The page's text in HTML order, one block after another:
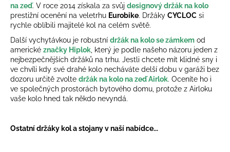
na zeď. V roce 2014 získala za svůj designový držák na kolo
prestižní ocenění na veletrhu Eurobike. Držáky CYCLOC si
rychle oblíbili majitelé kol na celém světě.
Další vychytávkou je robustní držák na kolo se zámkem od
americké značky Hiplok , který je podle našeho názoru jeden z
nejbezpečnějších držáků na trhu. Jestli chcete mít klidné sny i
ve chvíli kdy své drahé kolo necháváte delší dobu v garáži bez
dozoru určitě zvolte držák na kolo na zeď Airlok. Oceníte ho i
ve společných prostorách bytového domu, protože z Airloku
vaše kolo hned tak někdo nevyndá.
Ostatní držáky kol a stojany v naší nabídce...
o
t
ř
e
b
u
j
t
e